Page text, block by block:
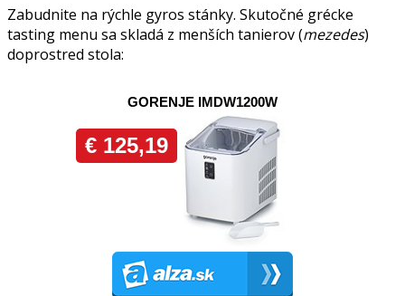
Zabudnite na rýchle gyros stánky. Skutočné grécke
tasting menu sa skladá z menších tanierov (mezedes)
doprostred stola: